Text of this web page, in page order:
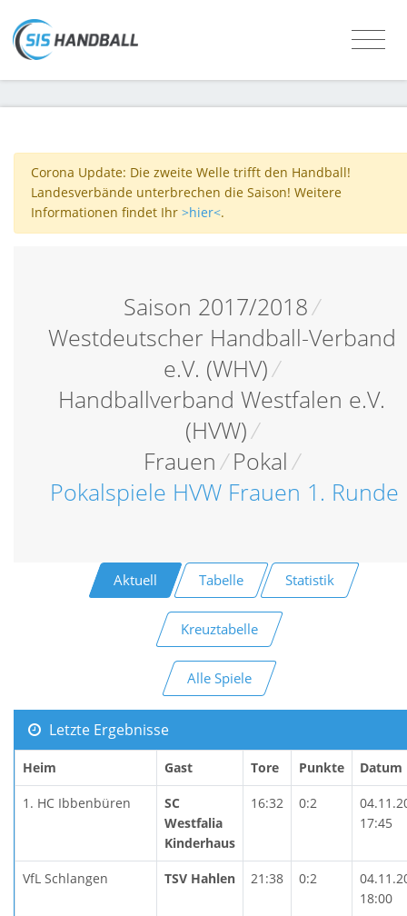
Corona Update: Die zweite Welle trifft den Handball!
Landesverbände unterbrechen die Saison! Weitere
Informationen findet Ihr >hier<.
Saison 2017/2018/
Westdeutscher Handball-Verband
e.V. (WHV)/
Handballverband Westfalen e.V.
(HVW)/
Frauen / Pokal /
Pokalspiele HVW Frauen 1. Runde
Aktuell Tabelle Statistik
Kreuztabelle
Alle Spiele
Letzte Ergebnisse
Heim Gast Tore Punkte Datum
1. HC Ibbenbüren
SC
Westfalia
Kinderhaus
16:32 0:2
17:45
VfL Schlangen TSV Hahlen 21:38 0:2
18:00